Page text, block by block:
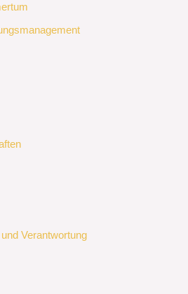
Verantwortung